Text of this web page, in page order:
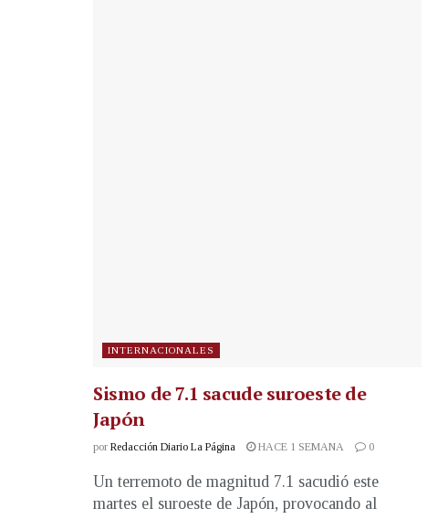
INTERNACIONALES
Sismo de 7.1 sacude suroeste de
Japón
por Redacción Diario La Página HACE 1 SEMANA 0
Un terremoto de magnitud 7.1 sacudió este
martes el suroeste de Japón, provocando al